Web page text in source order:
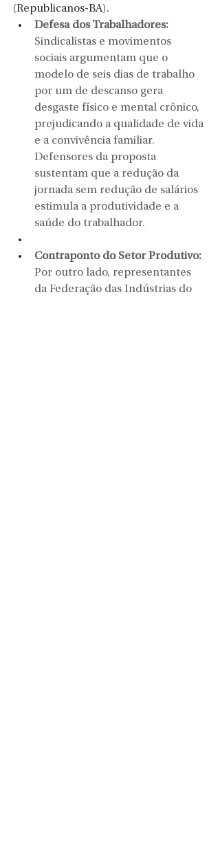
(Republicanos-BA).
Defesa dos Trabalhadores:
Sindicalistas e movimentos
sociais argumentam que o
modelo de seis dias de trabalho
por um de descanso gera
desgaste físico e mental crônico,
prejudicando a qualidade de vida
e a convivência familiar.
Defensores da proposta
sustentam que a redução da
jornada sem redução de salários
estimula a produtividade e a
saúde do trabalhador.
Contraponto do Setor Produtivo:
Por outro lado, representantes
da Federação das Indústrias do